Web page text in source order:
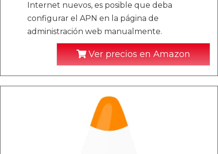
Internet nuevos, es posible que deba
configurar el APN en la página de
administración web manualmente.
Ver precios en Amazon